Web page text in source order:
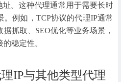
。这种代理通常用于需要长时
例如，TCP协议的代理IP通常
抓取、SEO优化等业务场景，
稳定性。
IP与其他类型代理